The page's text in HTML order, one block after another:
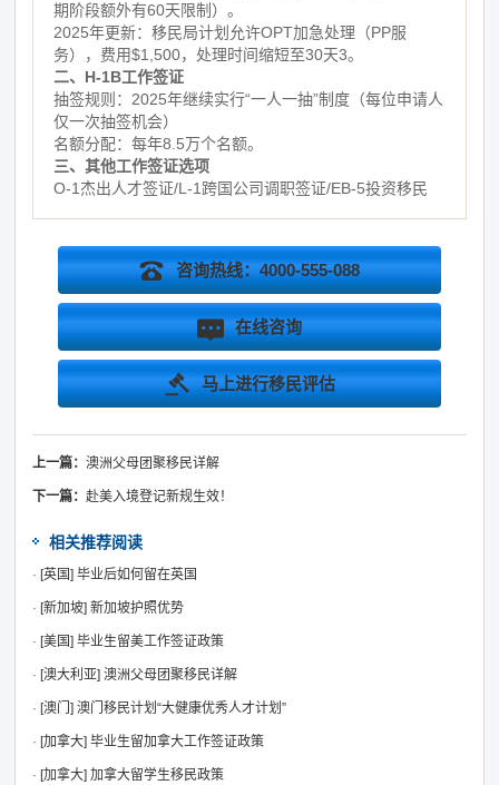
期阶段额外有60天限制）。
2025年更新：移民局计划允许OPT加急处理（PP服
务），费用$1,500，处理时间缩短至30天3。
二、H-1B工作签证
抽签规则：2025年继续实行“一人一抽”制度（每位申请人
仅一次抽签机会）
名额分配：每年8.5万个名额。
三、其他工作签证选项
O-1杰出人才签证/L-1跨国公司调职签证/EB-5投资移民
咨询热线：4000-555-088
在线咨询
马上进行移民评估
上一篇：澳洲父母团聚移民详解
下一篇：赴美入境登记新规生效！
相关推荐阅读
· [英国] 毕业后如何留在英国
· [新加坡] 新加坡护照优势
· [美国] 毕业生留美工作签证政策
· [澳大利亚] 澳洲父母团聚移民详解
· [澳门] 澳门移民计划“大健康优秀人才计划”
· [加拿大] 毕业生留加拿大工作签证政策
· [加拿大] 加拿大留学生移民政策